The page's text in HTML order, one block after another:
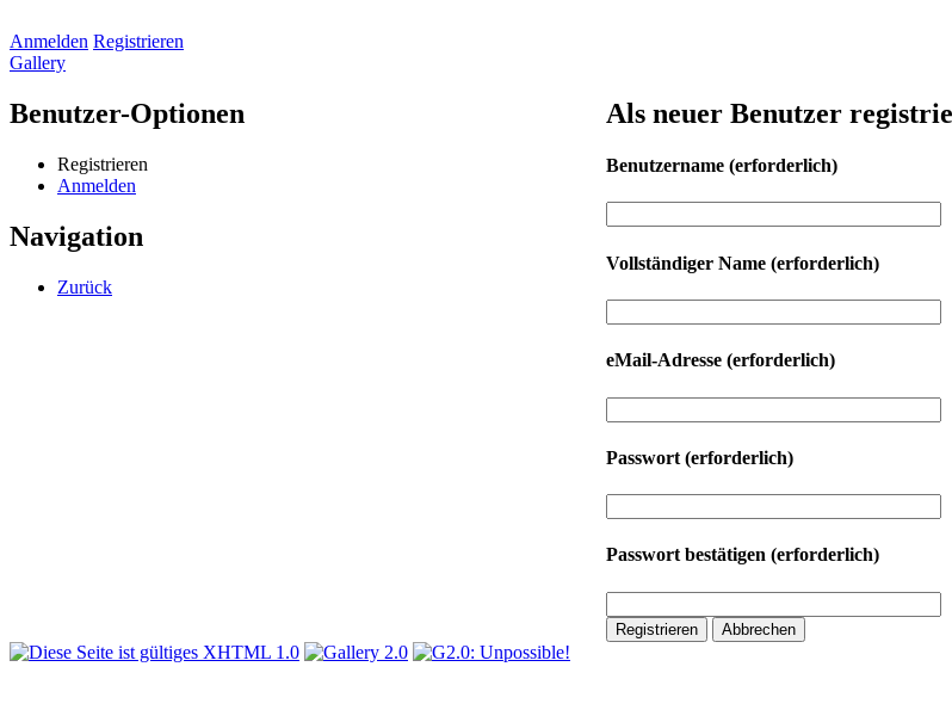
Anmelden Registrieren
Gallery
Benutzer-Optionen
Registrieren
Anmelden
Navigation
Zurück
Als neuer Benutzer
Benutzername (erforderlich)
Vollständiger Name (erforderlich)
eMail-Adresse (erforderlich)
Passwort (erforderlich)
Passwort bestätigen (erforderlich)